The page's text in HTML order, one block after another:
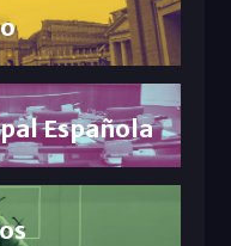
Española